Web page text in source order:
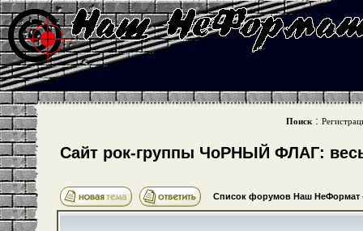
Поиск :
Cайт рок-группы ЧоРНЫЙ ФЛАГ:
Список форумов Наш НеФормат